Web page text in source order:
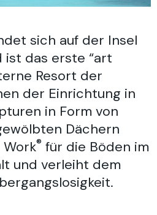
sich auf der Insel
ist das erste “art
Resort der
der Einrichtung in
in Form von
Dächern
Work® für die Böden im
und verleiht dem